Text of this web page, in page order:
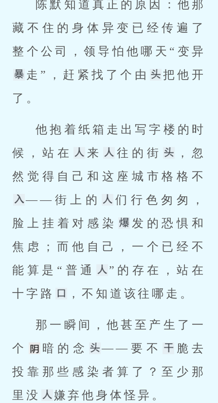
陈默知道真正的原因：他那
藏不住的身体异变已经传遍了
整个公司，领导怕他哪天“变异
走”，赶紧找了个由
把他开
了。
他抱着纸箱走出写字楼的时
候，站在
来 往的街
，忽
然觉得自己和这座城市格格不
——街上的
们行色匆匆，
脸上挂着对感染
发的恐惧和
焦虑；而他自己，一个已经不
能算是“普通
”的存在，站在
十字路
，不知道该往哪走。
那一瞬间，他甚至产生了一
个
暗的念 ——要不
脆去
投靠那些感染者算了？至少那
里没
嫌弃他身体怪异。